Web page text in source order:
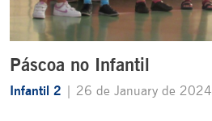
Páscoa no Infantil
Infantil 2 | 26 de January de 2024